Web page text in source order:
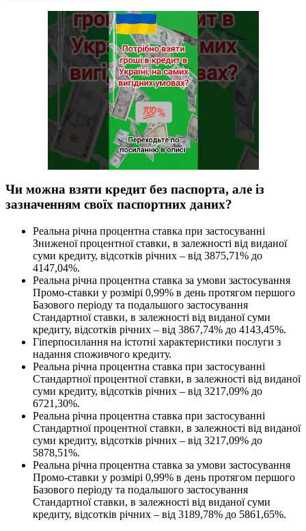
Чи можна взяти кредит без паспорта, але із
зазначенням своїх паспортних даних?
Реальна річна процентна ставка при застосуванні
Зниженої процентної ставки, в залежності від виданої
суми кредиту, відсотків річних – від 3875,71% до
4147,04%.
Реальна річна процентна ставка за умови застосування
Промо-ставки у розмірі 0,99% в день протягом першого
Базового періоду та подальшого застосування
Стандартної ставки, в залежності від виданої суми
кредиту, відсотків річних – від 3867,74% до 4143,45%.
Гіперпосилання на істотні характеристики послуги з
надання споживчого кредиту.
Реальна річна процентна ставка при застосуванні
Стандартної процентної ставки, в залежності від виданої
суми кредиту, відсотків річних – від 3217,09% до
6721,30%.
Реальна річна процентна ставка при застосуванні
Стандартної процентної ставки, в залежності від виданої
суми кредиту, відсотків річних – від 3217,09% до
5878,51%.
Реальна річна процентна ставка за умови застосування
Промо-ставки у розмірі 0,99% в день протягом першого
Базового періоду та подальшого застосування
Стандартної ставки, в залежності від виданої суми
кредиту, відсотків річних – від 3189,78% до 5861,65%.